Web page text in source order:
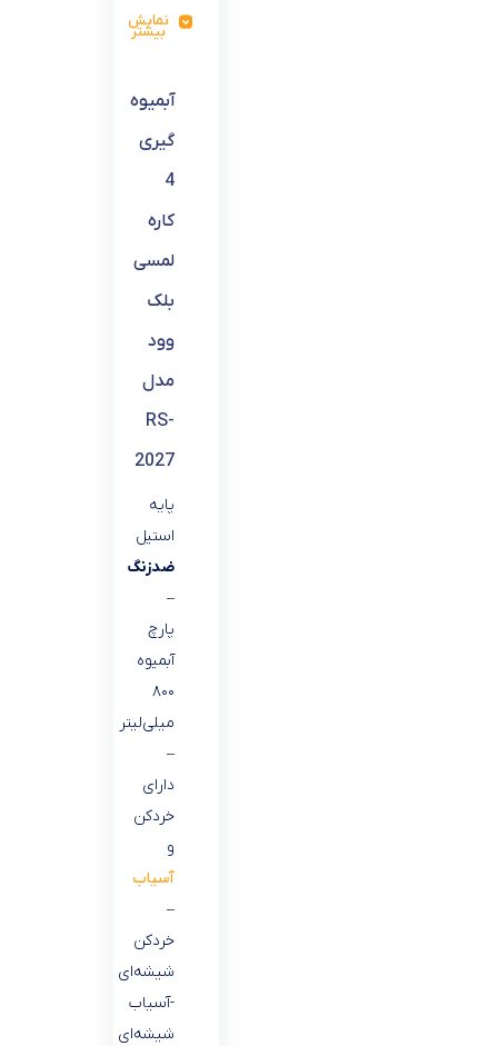
نمایش
بیشتر
آبمیوه
گیری
4
کاره
لمسی
بلک
وود
مدل
RS-
2027
پایه
استیل
ضدزنگ
–
پارچ
آبمیوه
۸۰۰
میلی‌لیتر
–
دارای
خردکن
و
آسیاب
–
خردکن
شیشه‌ای
-آسیاب
شیشه‌ای